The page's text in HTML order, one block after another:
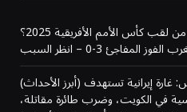
لماذا تم تجريد السنغال من لقب كأس الأمم الأفريقية 2025؟ CAF
المفاجئ 3-0 – انظر السبب
(أبرز الأحداث) الأخبار العاجلة اليوم، 15 مارس: غارة إيرانية تستهدف
في الكويت، وضرب طائرة مقاتلة،